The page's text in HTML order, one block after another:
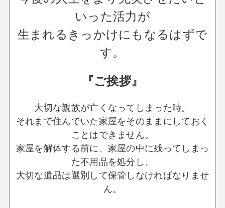
いった活力が
生まれるきっかけにもなるはずで
す。
『ご挨拶』
大切な親族が亡くなってしまった時。
それまで住んでいた家屋をそのままにしておく
ことはできません。
家屋を解体する前に、家屋の中に残ってしまっ
た不用品を処分し、
大切な遺品は選別して保管しなければなりませ
ん。